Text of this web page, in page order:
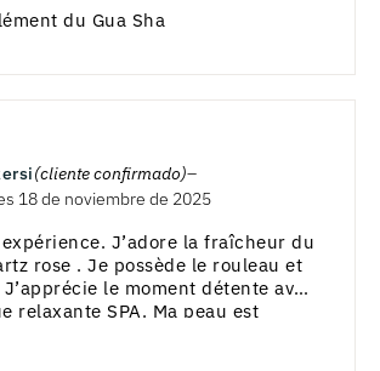
du Gua Sha
(cliente confirmado)
18 de noviembre de 2025
J’adore la fraîcheur du
rose . Je possède le rouleau et
le moment détente avec
SPA. Ma peau est
visage lumineux après